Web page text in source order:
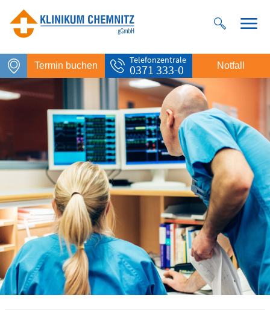
Termin buchen
Telefonzentrale
0371 333-0 Notfall
Notfall
Rettungsdienst
112
Giftnotruf
0361 730730